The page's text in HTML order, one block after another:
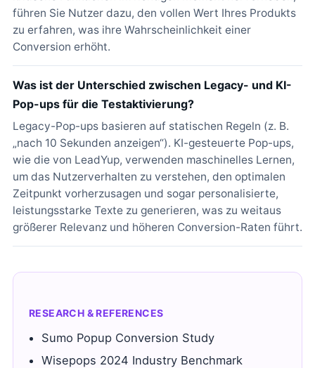
führen Sie Nutzer dazu, den vollen Wert Ihres Produkts
zu erfahren, was ihre Wahrscheinlichkeit einer
Conversion erhöht.
Was ist der Unterschied zwischen Legacy- und KI-
Pop-ups für die Testaktivierung?
Legacy-Pop-ups basieren auf statischen Regeln (z. B.
„nach 10 Sekunden anzeigen“). KI-gesteuerte Pop-ups,
wie die von LeadYup, verwenden maschinelles Lernen,
um das Nutzerverhalten zu verstehen, den optimalen
Zeitpunkt vorherzusagen und sogar personalisierte,
leistungsstarke Texte zu generieren, was zu weitaus
größerer Relevanz und höheren Conversion-Raten führt.
RESEARCH & REFERENCES
Sumo Popup Conversion Study
Wisepops 2024 Industry Benchmark